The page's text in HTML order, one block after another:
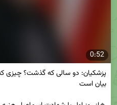
0:52